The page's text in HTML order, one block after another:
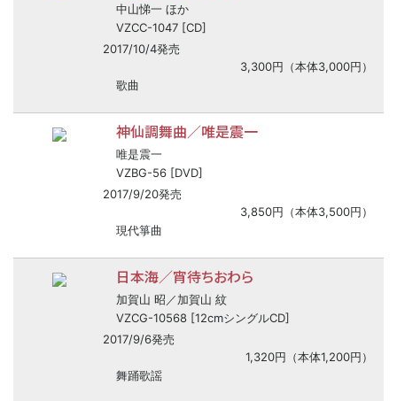
中山悌一 ほか
VZCC-1047 [CD]
2017/10/4発売
3,300円（本体3,000円）
歌曲
神仙調舞曲／唯是震一
唯是震一
VZBG-56 [DVD]
2017/9/20発売
3,850円（本体3,500円）
現代箏曲
日本海／宵待ちおわら
加賀山 昭／加賀山 紋
VZCG-10568 [12cmシングルCD]
2017/9/6発売
1,320円（本体1,200円）
舞踊歌謡